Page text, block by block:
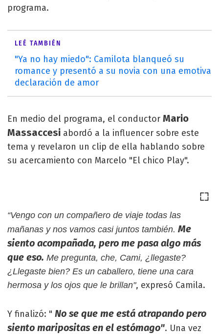
programa.
LEÉ TAMBIÉN
"Ya no hay miedo": Camilota blanqueó su
romance y presentó a su novia con una emotiva
declaración de amor
En medio del programa, el conductor Mario
Massaccesi abordó a la influencer sobre este
tema y revelaron un clip de ella hablando sobre
su acercamiento con Marcelo "El chico Play".
“Vengo con un compañero de viaje todas las
mañanas y nos vamos casi juntos también. Me
siento acompañada, pero me pasa algo más
que eso. Me pregunta, che, Cami, ¿llegaste?
¿Llegaste bien? Es un caballero, tiene una cara
hermosa y los ojos que le brillan", expresó Camila.
Y finalizó: " No se que me está atrapando pero
siento maripositas en el estómago". Una vez